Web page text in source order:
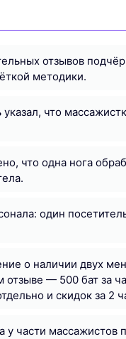
отзывов
методики.
что
что одна нога
один
о наличии двух
— 500 бат за
и скидок за 2
части массажистов